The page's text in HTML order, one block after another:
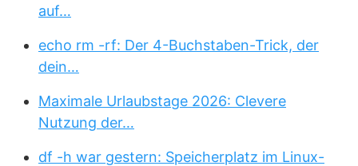
auf…
echo rm -rf: Der 4-Buchstaben-Trick, der
dein…
Maximale Urlaubstage 2026: Clevere
Nutzung der…
df -h war gestern: Speicherplatz im Linux-